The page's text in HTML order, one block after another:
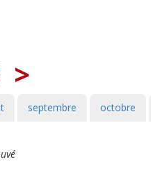
>
septembre octobre